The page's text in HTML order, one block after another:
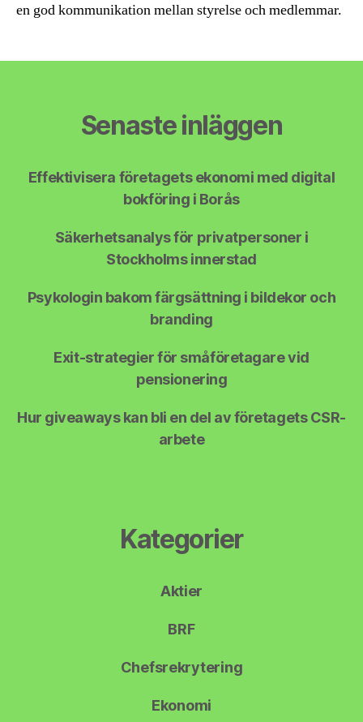
en god kommunikation mellan styrelse och medlemmar.
Senaste inläggen
Effektivisera företagets ekonomi med digital
bokföring i Borås
Säkerhetsanalys för privatpersoner i
Stockholms innerstad
Psykologin bakom färgsättning i bildekor och
branding
Exit-strategier för småföretagare vid
pensionering
Hur giveaways kan bli en del av företagets CSR-
arbete
Kategorier
Aktier
BRF
Chefsrekrytering
Ekonomi